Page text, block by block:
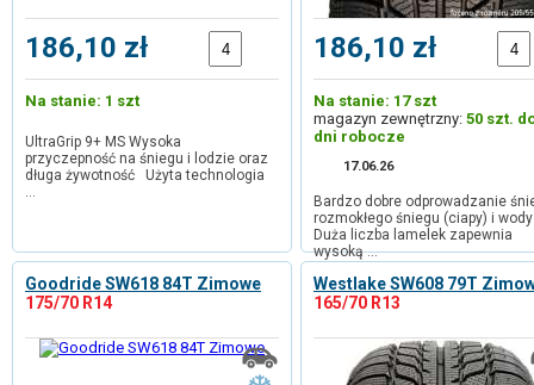
186,10 zł
Na stanie: 1 szt
UltraGrip 9+ MS Wysoka
przyczepność na śniegu i lodzie oraz
długa żywotność Użyta technologia
…
186,10 zł
Na stanie: 17 szt
magazyn zewnętrzny: 50 szt.
dni robocze
17.06.26
Bardzo dobre odprowadzanie
rozmokłego śniegu (ciapy) i wody
Duża liczba lamelek zapewnia
wysoką …
Goodride SW618 84T Zimowe
175/70 R14
Westlake SW608 79T
165/70 R13